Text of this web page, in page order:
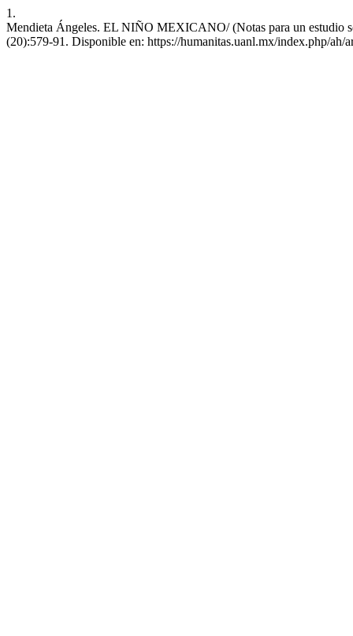
1.
Mendieta Ángeles. EL NIÑO MEXICANO/ (Notas para un estudio
(20):579-91. Disponible en: https://humanitas.uanl.mx/index.php/ah/